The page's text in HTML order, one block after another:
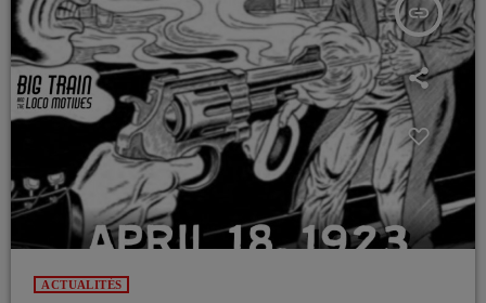
insert_link
ACTUALITÉS